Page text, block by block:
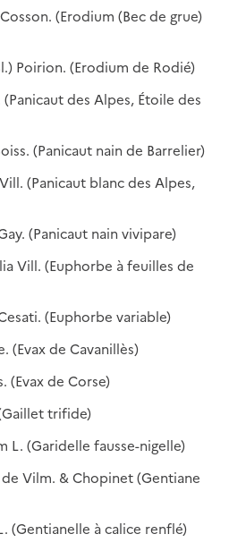
(Erodium (Bec de grue)
Poirion. (Erodium de Rodié)
des Alpes, Étoile des
(Panicaut nain de Barrelier)
(Panicaut blanc des Alpes,
(Panicaut nain vivipare)
Vill. (Euphorbe à feuilles de
(Euphorbe variable)
(Evax de Cavanillès)
(Evax de Corse)
trifide)
L. (Garidelle fausse-nigelle)
Vilm. & Chopinet (Gentiane
(Gentianelle à calice renflé)